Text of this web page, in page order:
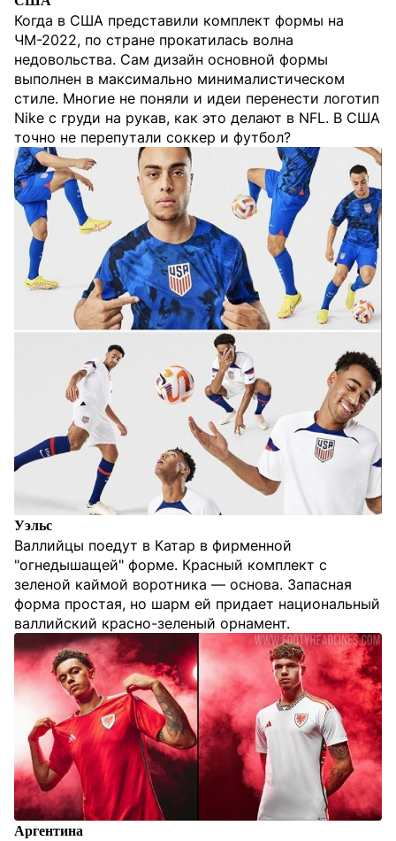
Когда в США представили комплект формы на
ЧМ-2022, по стране прокатилась волна
недовольства. Сам дизайн основной формы
выполнен в максимально минималистическом
стиле. Многие не поняли и идеи перенести логотип
Nike c груди на рукав, как это делают в NFL. В США
точно не перепутали соккер и футбол?
Уэльс
Валлийцы поедут в Катар в фирменной
"огнедышащей" форме. Красный комплект с
зеленой каймой воротника — основа. Запасная
форма простая, но шарм ей придает национальный
валлийский красно-зеленый орнамент.
Аргентина